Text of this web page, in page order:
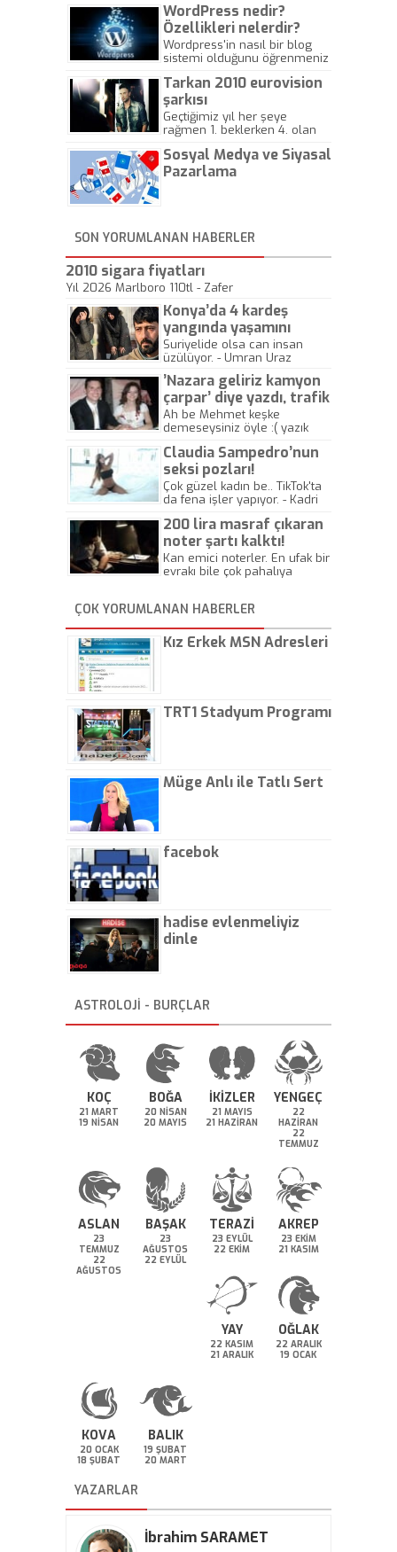
WordPress nedir?
Özellikleri nelerdir?
Wordpress'in nasıl bir blog
sistemi olduğunu öğrenmeniz
Tarkan 2010 eurovision
şarkısı
Geçtiğimiz yıl her şeye
rağmen 1. beklerken 4. olan
gösterisinin bu yarışmada
önemli olmadığını anlamıştır.
Sosyal Medya ve Siyasal
Pazarlama
SON YORUMLANAN HABERLER
2010 sigara fiyatları
Yıl 2026 Marlboro 110tl - Zafer
Konya’da 4 kardeş
yangında yaşamını
yitirdi
Suriyelide olsa can insan
üzülüyor. - Umran Uraz
’Nazara geliriz kamyon
çarpar’ diye yazdı, trafik
kazasında öldü!
Ah be Mehmet keşke
demeseysiniz öyle :( yazık
Claudia Sampedro’nun
seksi pozları!
Çok güzel kadın be.. TikTok'ta
da fena işler yapıyor. - Kadri
200 lira masraf çıkaran
noter şartı kalktı!
Kan emici noterler. En ufak bir
evrakı bile çok pahalıya
kaptırıyorsunuz. - Kayhan
Gezenti
ÇOK YORUMLANAN HABERLER
Kız Erkek MSN Adresleri
TRT1 Stadyum Programı
Müge Anlı ile Tatlı Sert
facebok
hadise evlenmeliyiz
dinle
ASTROLOJİ - BURÇLAR
KOÇ
21 MART
19 NİSAN
BOĞA
20 NİSAN
20 MAYIS
İKİZLER
21 MAYIS
21 HAZİRAN
YENGEÇ
22
HAZİRAN
22
TEMMUZ
ASLAN
23
TEMMUZ
22
AĞUSTOS
BAŞAK
23
AĞUSTOS
22 EYLÜL
TERAZİ
23 EYLÜL
22 EKİM
AKREP
23 EKİM
21 KASIM
YAY
22 KASIM
21 ARALIK
OĞLAK
22 ARALIK
19 OCAK
KOVA
20 OCAK
18 ŞUBAT
BALIK
19 ŞUBAT
20 MART
YAZARLAR
İbrahim SARAMET